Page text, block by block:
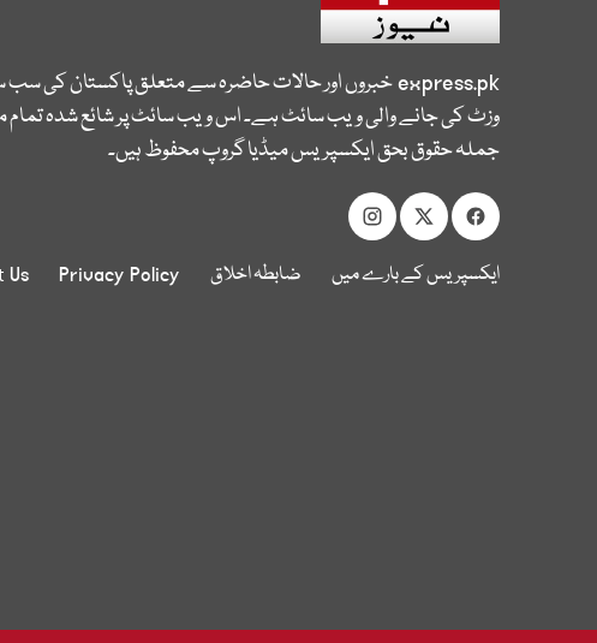
express.pkخبروں اور حالات حاضرہ سے متعلق پاکستان کی سب
وزٹ کی جانے والی ویب سائٹ ہے۔ اس ویب سائٹ پر شائع شدہ تمام
جملہ حقوق بحق ایکسپریس میڈیا گروپ محفوظ ہیں۔
ایکسپریس کے بارے میں ضابطہ اخلاق Privacy Policy
Us